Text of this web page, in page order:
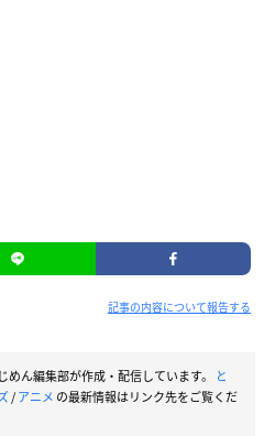
記事の内容について報告する
めん編集部が作成・配信しています。
と
/アニメ の最新情報はリンク先をご覧くだ